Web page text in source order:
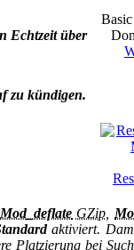
Echtzeit über
zu kündigen.
Mod_deflateGZip
aktiviert.
Platzierung bei